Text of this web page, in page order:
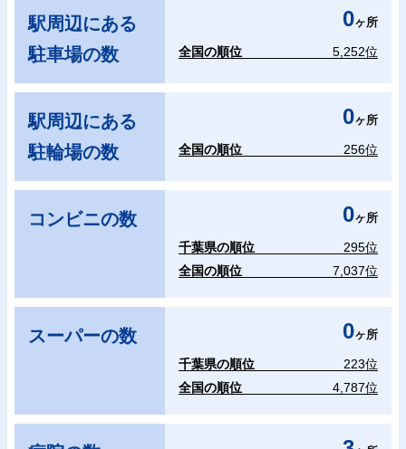
駅周辺にある
駐車場の数
0ヶ所
全国の順位 5,252位
駅周辺にある
駐輪場の数
0ヶ所
全国の順位 256位
コンビニの数 0ヶ所
千葉県の順位
295位
全国の順位
7,037位
スーパーの数 0ヶ所
千葉県の順位
223位
全国の順位
4,787位